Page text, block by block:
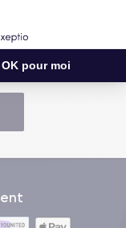
OK pour moi
achat. Je